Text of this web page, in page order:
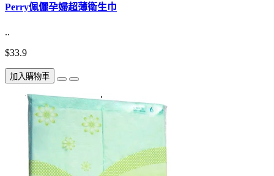
Perry佩儷孕婦超薄衛生巾
..
$33.9
加入購物車